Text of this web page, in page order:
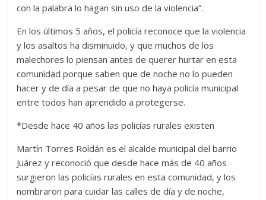
con la palabra lo hagan sin uso de la violencia”.
En los últimos 5 años, el policía reconoce que la violencia
y los asaltos ha disminuido, y que muchos de los
malechores lo piensan antes de querer hurtar en esta
comunidad porque saben que de noche no lo pueden
hacer y de día a pesar de que no haya policía municipal
entre todos han aprendido a protegerse.
*Desde hace 40 años las policías rurales existen
Martín Torres Roldán es el alcalde municipal del barrio
Juárez y reconoció que desde hace más de 40 años
surgieron las policías rurales en esta comunidad, y los
nombraron para cuidar las calles de día y de noche,